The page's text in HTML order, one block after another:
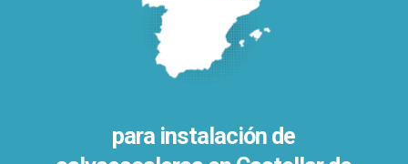
para instalación de